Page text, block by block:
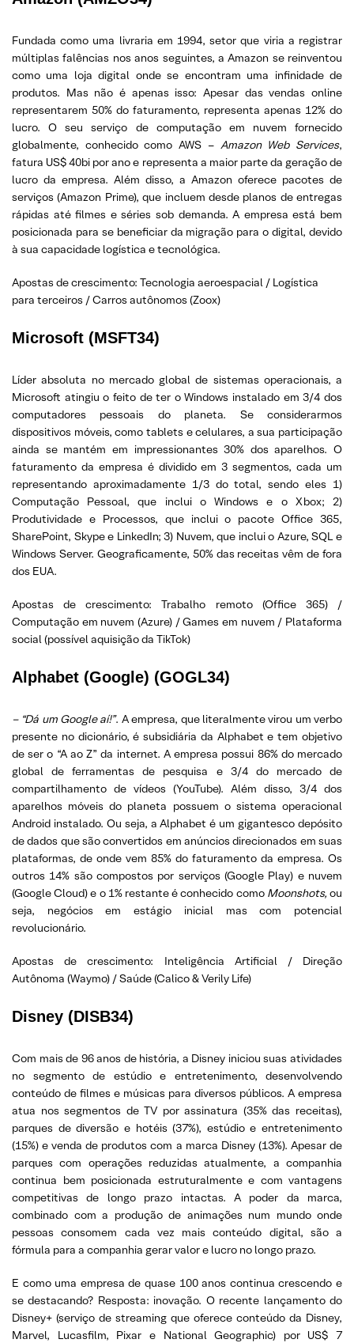
Fundada como uma livraria em 1994, setor que viria a registrar
múltiplas falências nos anos seguintes, a Amazon se reinventou
como uma loja digital onde se encontram uma infinidade de
produtos. Mas não é apenas isso: Apesar das vendas online
representarem 50% do faturamento, representa apenas 12% do
lucro. O seu serviço de computação em nuvem fornecido
globalmente, conhecido como AWS – Amazon Web Services,
fatura US$ 40bi por ano e representa a maior parte da geração de
lucro da empresa. Além disso, a Amazon oferece pacotes de
serviços (Amazon Prime), que incluem desde planos de entregas
rápidas até filmes e séries sob demanda. A empresa está bem
posicionada para se beneficiar da migração para o digital, devido
à sua capacidade logística e tecnológica.
Apostas de crescimento: Tecnologia aeroespacial / Logística
para terceiros / Carros autônomos (Zoox)
Microsoft (MSFT34)
Líder absoluta no mercado global de sistemas operacionais, a
Microsoft atingiu o feito de ter o Windows instalado em 3/4 dos
computadores pessoais do planeta. Se considerarmos
dispositivos móveis, como tablets e celulares, a sua participação
ainda se mantém em impressionantes 30% dos aparelhos. O
faturamento da empresa é dividido em 3 segmentos, cada um
representando aproximadamente 1/3 do total, sendo eles 1)
Computação Pessoal, que inclui o Windows e o Xbox; 2)
Produtividade e Processos, que inclui o pacote Office 365,
SharePoint, Skype e LinkedIn; 3) Nuvem, que inclui o Azure, SQL e
Windows Server. Geograficamente, 50% das receitas vêm de fora
dos EUA.
Apostas de crescimento: Trabalho remoto (Office 365) /
Computação em nuvem (Azure) / Games em nuvem / Plataforma
social (possível aquisição da TikTok)
Alphabet (Google) (GOGL34)
– “Dá um Google aí!”. A empresa, que literalmente virou um verbo
presente no dicionário, é subsidiária da Alphabet e tem objetivo
de ser o “A ao Z” da internet. A empresa possui 86% do mercado
global de ferramentas de pesquisa e 3/4 do mercado de
compartilhamento de vídeos (YouTube). Além disso, 3/4 dos
aparelhos móveis do planeta possuem o sistema operacional
Android instalado. Ou seja, a Alphabet é um gigantesco depósito
de dados que são convertidos em anúncios direcionados em suas
plataformas, de onde vem 85% do faturamento da empresa. Os
outros 14% são compostos por serviços (Google Play) e nuvem
(Google Cloud) e o 1% restante é conhecido como Moonshots,ou
seja, negócios em estágio inicial mas com potencial
revolucionário.
Apostas de crescimento: Inteligência Artificial / Direção
Autônoma (Waymo) / Saúde (Calico & Verily Life)
Disney (DISB34)
Com mais de 96 anos de história, a Disney iniciou suas atividades
no segmento de estúdio e entretenimento, desenvolvendo
conteúdo de filmes e músicas para diversos públicos. A empresa
atua nos segmentos de TV por assinatura (35% das receitas),
parques de diversão e hotéis (37%), estúdio e entretenimento
(15%) e venda de produtos com a marca Disney (13%). Apesar de
parques com operações reduzidas atualmente, a companhia
continua bem posicionada estruturalmente e com vantagens
competitivas de longo prazo intactas. A poder da marca,
combinado com a produção de animações num mundo onde
pessoas consomem cada vez mais conteúdo digital, são a
fórmula para a companhia gerar valor e lucro no longo prazo.
E como uma empresa de quase 100 anos continua crescendo e
se destacando? Resposta: inovação. O recente lançamento do
Disney+ (serviço de streaming que oferece conteúdo da Disney,
Marvel, Lucasfilm, Pixar e National Geographic) por US$ 7